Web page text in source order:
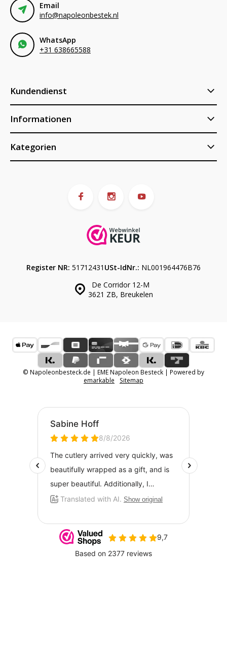
Email
info@napoleonbestek.nl
WhatsApp
+31 638665588
Kundendienst
Informationen
Kategorien
De Corridor 12-M
3621 ZB, Breukelen
Register NR: 51712431 USt-IdNr.: NL001964476B76
© Napoleonbesteck.de | EME Napoleon Besteck | Powered by
emarkable
Sitemap